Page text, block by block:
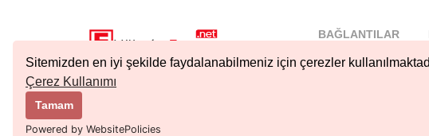
Sitemizden en iyi şekilde faydalanabilmeniz için çerezler
Çerez Kullanımı
Tamam
Powered by WebsitePolicies
Copyright © 2023 Tüm Hakları Saklıdır.
BAĞLANTILAR
Nöbetçi...